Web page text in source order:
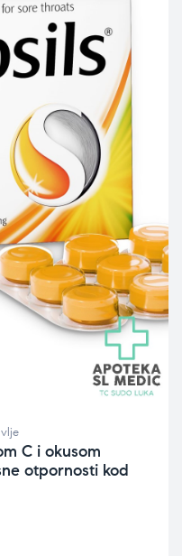
C i okusom
otpornosti kod